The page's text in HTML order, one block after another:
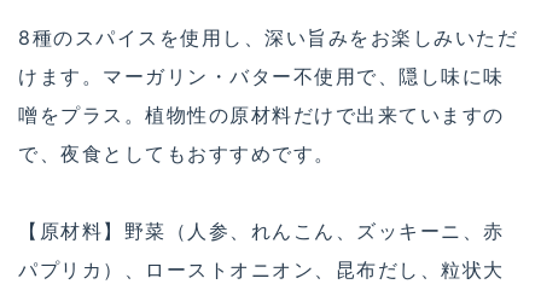
8種のスパイスを使用し、深い旨みをお楽しみいただ
けます。マーガリン・バター不使用で、隠し味に味
噌をプラス。植物性の原材料だけで出来ていますの
で、夜食としてもおすすめです。
【原材料】野菜（人参、れんこん、ズッキーニ、赤
パプリカ）、ローストオニオン、昆布だし、粒状大